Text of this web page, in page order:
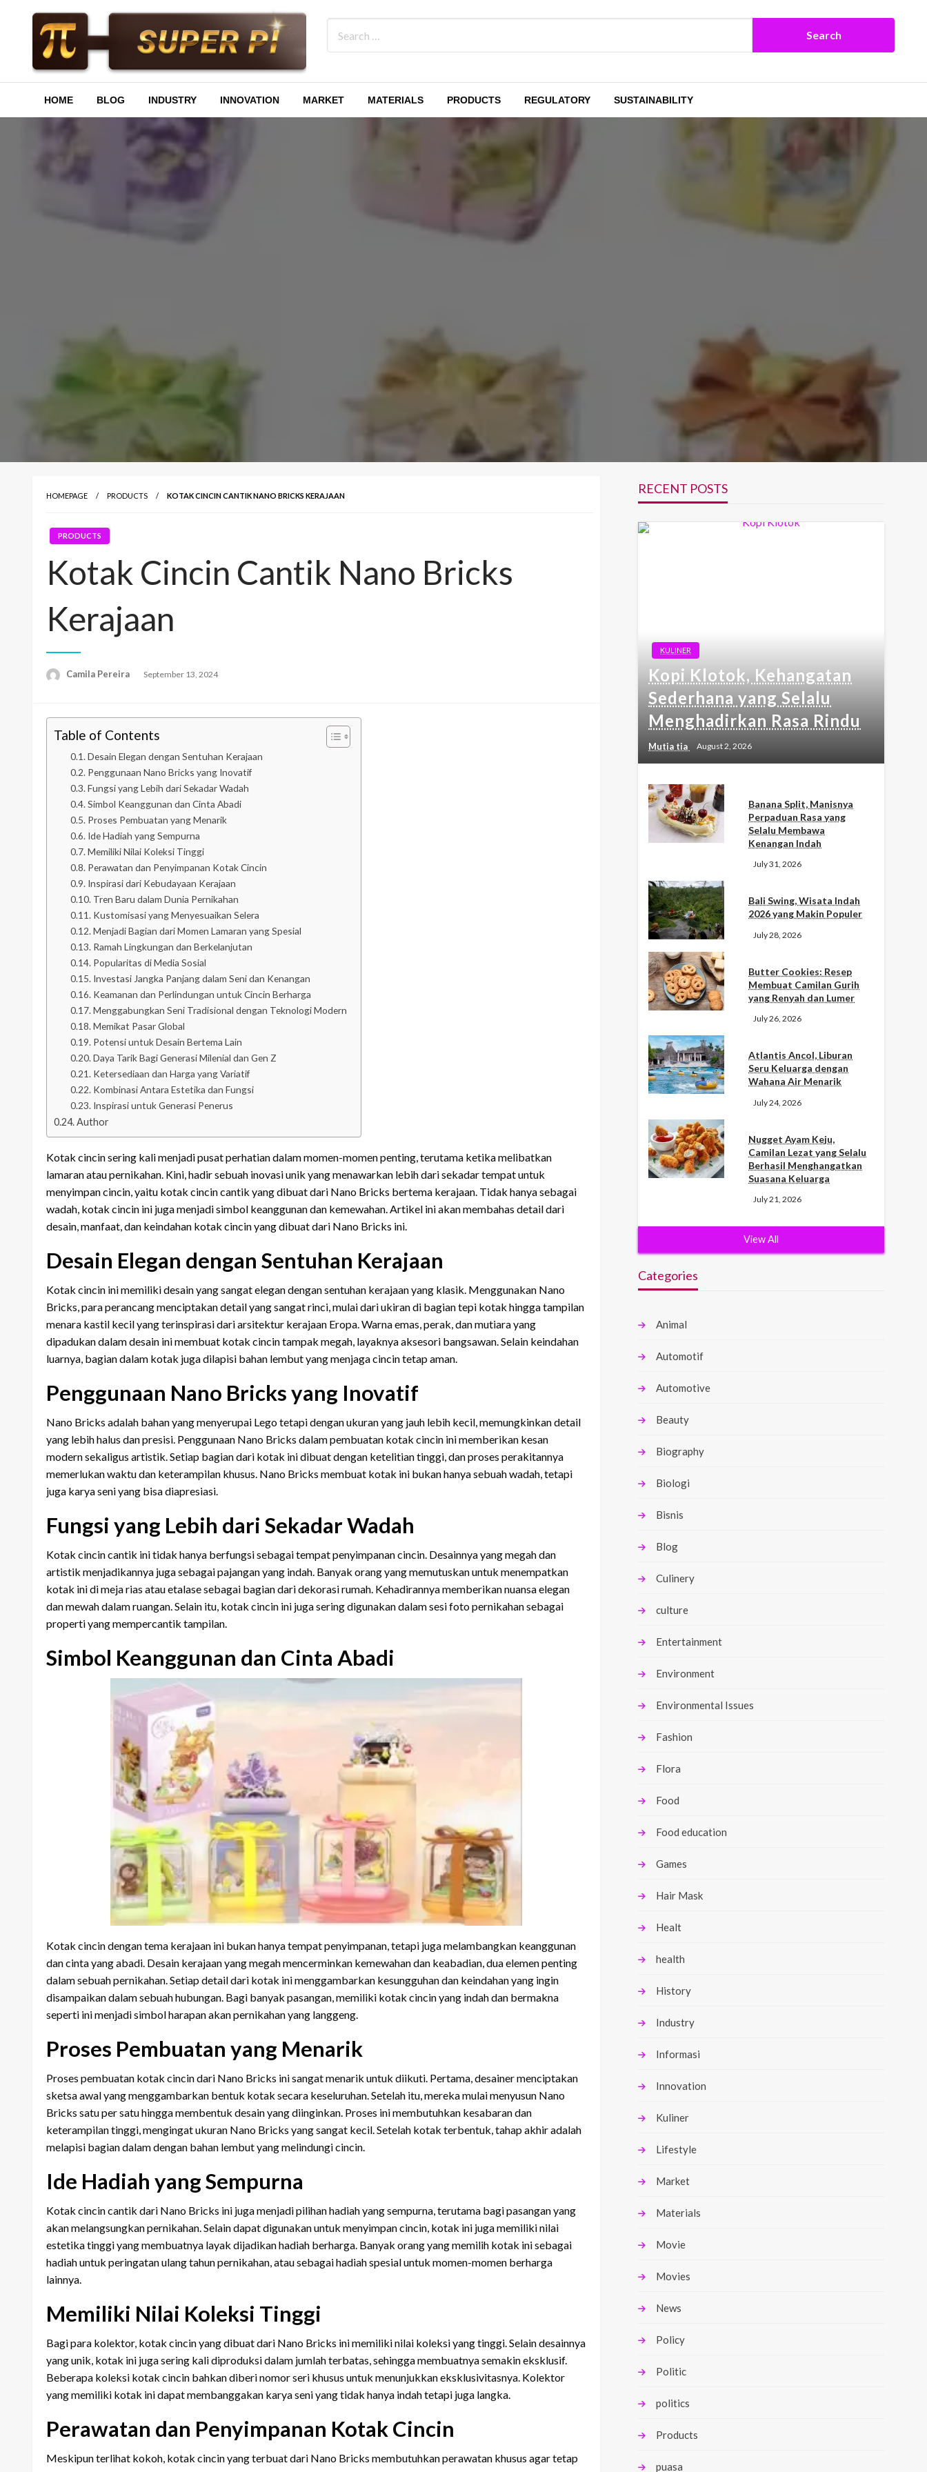
Superpi
HOME BLOG INDUSTRY INNOVATION MARKET MATERIALS PRODUCTS REGULATORY SUSTAINABILITY
HOMEPAGE PRODUCTS KOTAK CINCIN CANTIK NANO BRICKS KERAJAAN
PRODUCTS
Kotak Cincin Cantik Nano Bricks
Kerajaan
Camila Pereira
Posted
September 13, 2024
Table of Contents
Desain Elegan dengan Sentuhan Kerajaan
Penggunaan Nano Bricks yang Inovatif
Fungsi yang Lebih dari Sekadar Wadah
Simbol Keanggunan dan Cinta Abadi
Proses Pembuatan yang Menarik
Ide Hadiah yang Sempurna
Memiliki Nilai Koleksi Tinggi
Perawatan dan Penyimpanan Kotak Cincin
Inspirasi dari Kebudayaan Kerajaan
Tren Baru dalam Dunia Pernikahan
Kustomisasi yang Menyesuaikan Selera
Menjadi Bagian dari Momen Lamaran yang Spesial
Ramah Lingkungan dan Berkelanjutan
Popularitas di Media Sosial
Investasi Jangka Panjang dalam Seni dan Kenangan
Keamanan dan Perlindungan untuk Cincin Berharga
Menggabungkan Seni Tradisional dengan Teknologi Modern
Memikat Pasar Global
Potensi untuk Desain Bertema Lain
Daya Tarik Bagi Generasi Milenial dan Gen Z
Ketersediaan dan Harga yang Variatif
Kombinasi Antara Estetika dan Fungsi
Inspirasi untuk Generasi Penerus
Author
Kotak cincin sering kali menjadi pusat perhatian dalam momen-momen penting, terutama ketika melibatkan
lamaran atau pernikahan. Kini, hadir sebuah inovasi unik yang menawarkan lebih dari sekadar tempat untuk
menyimpan cincin, yaitu kotak cincin cantik yang dibuat dari Nano Bricks bertema kerajaan. Tidak hanya sebagai
wadah, kotak cincin ini juga menjadi simbol keanggunan dan kemewahan. Artikel ini akan membahas detail dari
desain, manfaat, dan keindahan kotak cincin yang dibuat dari Nano Bricks ini.
Desain Elegan dengan Sentuhan Kerajaan
Kotak cincin ini memiliki desain yang sangat elegan dengan sentuhan kerajaan yang klasik. Menggunakan Nano
Bricks, para perancang menciptakan detail yang sangat rinci, mulai dari ukiran di bagian tepi kotak hingga tampilan
menara kastil kecil yang terinspirasi dari arsitektur kerajaan Eropa. Warna emas, perak, dan mutiara yang
dipadukan dalam desain ini membuat kotak cincin tampak megah, layaknya aksesori bangsawan. Selain keindahan
luarnya, bagian dalam kotak juga dilapisi bahan lembut yang menjaga cincin tetap aman.
Penggunaan Nano Bricks yang Inovatif
Nano Bricks adalah bahan yang menyerupai Lego tetapi dengan ukuran yang jauh lebih kecil, memungkinkan detail
yang lebih halus dan presisi. Penggunaan Nano Bricks dalam pembuatan kotak cincin ini memberikan kesan
modern sekaligus artistik. Setiap bagian dari kotak ini dibuat dengan ketelitian tinggi, dan proses perakitannya
memerlukan waktu dan keterampilan khusus. Nano Bricks membuat kotak ini bukan hanya sebuah wadah, tetapi
juga karya seni yang bisa diapresiasi.
Fungsi yang Lebih dari Sekadar Wadah
Kotak cincin cantik ini tidak hanya berfungsi sebagai tempat penyimpanan cincin. Desainnya yang megah dan
artistik menjadikannya juga sebagai pajangan yang indah. Banyak orang yang memutuskan untuk menempatkan
kotak ini di meja rias atau etalase sebagai bagian dari dekorasi rumah. Kehadirannya memberikan nuansa elegan
dan mewah dalam ruangan. Selain itu, kotak cincin ini juga sering digunakan dalam sesi foto pernikahan sebagai
properti yang mempercantik tampilan.
Simbol Keanggunan dan Cinta Abadi
Kotak cincin dengan tema kerajaan ini bukan hanya tempat penyimpanan, tetapi juga melambangkan keanggunan
dan cinta yang abadi. Desain kerajaan yang megah mencerminkan kemewahan dan keabadian, dua elemen penting
dalam sebuah pernikahan. Setiap detail dari kotak ini menggambarkan kesungguhan dan keindahan yang ingin
disampaikan dalam sebuah hubungan. Bagi banyak pasangan, memiliki kotak cincin yang indah dan bermakna
seperti ini menjadi simbol harapan akan pernikahan yang langgeng.
Proses Pembuatan yang Menarik
Proses pembuatan kotak cincin dari Nano Bricks ini sangat menarik untuk diikuti. Pertama, desainer menciptakan
sketsa awal yang menggambarkan bentuk kotak secara keseluruhan. Setelah itu, mereka mulai menyusun Nano
Bricks satu per satu hingga membentuk desain yang diinginkan. Proses ini membutuhkan kesabaran dan
keterampilan tinggi, mengingat ukuran Nano Bricks yang sangat kecil. Setelah kotak terbentuk, tahap akhir adalah
melapisi bagian dalam dengan bahan lembut yang melindungi cincin.
Ide Hadiah yang Sempurna
Kotak cincin cantik dari Nano Bricks ini juga menjadi pilihan hadiah yang sempurna, terutama bagi pasangan yang
akan melangsungkan pernikahan. Selain dapat digunakan untuk menyimpan cincin, kotak ini juga memiliki nilai
estetika tinggi yang membuatnya layak dijadikan hadiah berharga. Banyak orang yang memilih kotak ini sebagai
hadiah untuk peringatan ulang tahun pernikahan, atau sebagai hadiah spesial untuk momen-momen berharga
lainnya.
Memiliki Nilai Koleksi Tinggi
Bagi para kolektor, kotak cincin yang dibuat dari Nano Bricks ini memiliki nilai koleksi yang tinggi. Selain desainnya
yang unik, kotak ini juga sering kali diproduksi dalam jumlah terbatas, sehingga membuatnya semakin eksklusif.
Beberapa koleksi kotak cincin bahkan diberi nomor seri khusus untuk menunjukkan eksklusivitasnya. Kolektor
yang memiliki kotak ini dapat membanggakan karya seni yang tidak hanya indah tetapi juga langka.
Perawatan dan Penyimpanan Kotak Cincin
Meskipun terlihat kokoh, kotak cincin yang terbuat dari Nano Bricks membutuhkan perawatan khusus agar tetap
RECENT POSTS
KULINER
Kopi Klotok, Kehangatan
Sederhana yang Selalu
Menghadirkan Rasa Rindu
Mutia tia August 2, 2026
Banana Split, Manisnya
Perpaduan Rasa yang
Selalu Membawa
Kenangan Indah
July 31, 2026
Bali Swing, Wisata Indah
2026 yang Makin Populer
July 28, 2026
Butter Cookies: Resep
Membuat Camilan Gurih
yang Renyah dan Lumer
July 26, 2026
Atlantis Ancol, Liburan
Seru Keluarga dengan
Wahana Air Menarik
July 24, 2026
Nugget Ayam Keju,
Camilan Lezat yang Selalu
Berhasil Menghangatkan
Suasana Keluarga
July 21, 2026
View All
Categories
Animal
Automotif
Automotive
Beauty
Biography
Biologi
Bisnis
Blog
Culinery
culture
Entertainment
Environment
Environmental Issues
Fashion
Flora
Food
Food education
Games
Hair Mask
Healt
health
History
Industry
Informasi
Innovation
Kuliner
Lifestyle
Market
Materials
Movie
Movies
News
Policy
Politic
politics
Products
puasa